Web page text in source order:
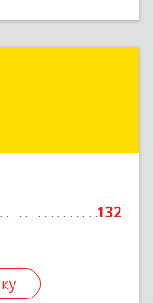
132
б-р,